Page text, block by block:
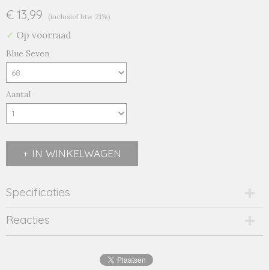
€ 13,99 (inclusief btw 21%)
✓ Op voorraad
Blue Seven
Aantal
IN WINKELWAGEN
Specificaties
Productcode
2265-12818
Productcode leverancier
Reacties